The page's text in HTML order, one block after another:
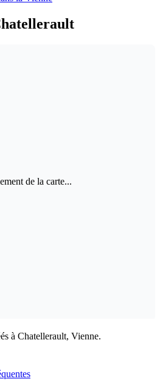
de la carte...
à Chatellerault, Vienne.